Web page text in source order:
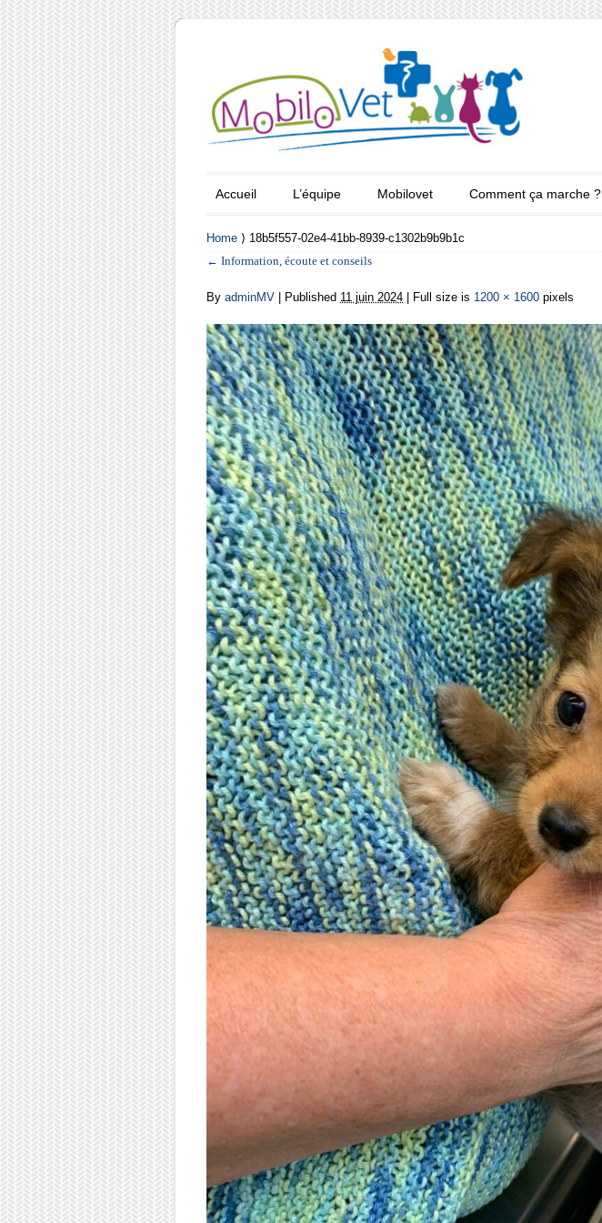
Accueil L’équipe Mobilovet Comment ça marche ?
Home ⟩ 18b5f557-02e4-41bb-8939-c1302b9b9b1c
← Information, écoute et conseils
By adminMV | Published 11 juin 2024 | Full size is 1200 × 1600 pixels